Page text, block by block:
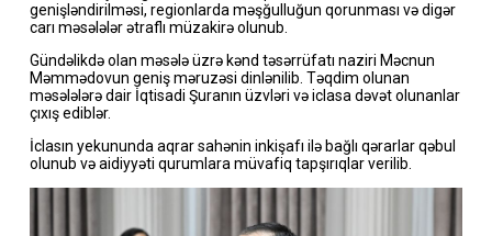
genişləndirilməsi, regionlarda məşğulluğun qorunması və digər
carı məsələlər ətraflı müzakirə olunub.
Gündəlikdə olan məsələ üzrə kənd təsərrüfatı naziri Məcnun
Məmmədovun geniş məruzəsi dinlənilib. Təqdim olunan
məsələlərə dair İqtisadi Şuranın üzvləri və iclasa dəvət olunanlar
çıxış ediblər.
İclasın yekununda aqrar sahənin inkişafı ilə bağlı qərarlar qəbul
olunub və aidiyyəti qurumlara müvafiq tapşırıqlar verilib.